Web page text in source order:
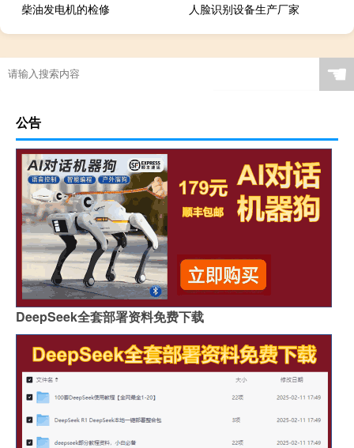
柴油发电机的检修
人脸识别设备生产厂家
☚
公告
DeepSeek全套部署资料免费下载